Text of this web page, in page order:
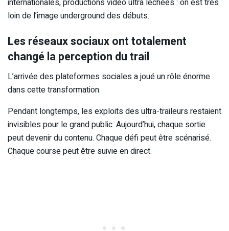
internationales, productions vidéo ultra léchées : on est très
loin de l’image underground des débuts.
Les réseaux sociaux ont totalement
changé la perception du trail
L’arrivée des plateformes sociales a joué un rôle énorme
dans cette transformation.
Pendant longtemps, les exploits des ultra-traileurs restaient
invisibles pour le grand public. Aujourd’hui, chaque sortie
peut devenir du contenu. Chaque défi peut être scénarisé.
Chaque course peut être suivie en direct.